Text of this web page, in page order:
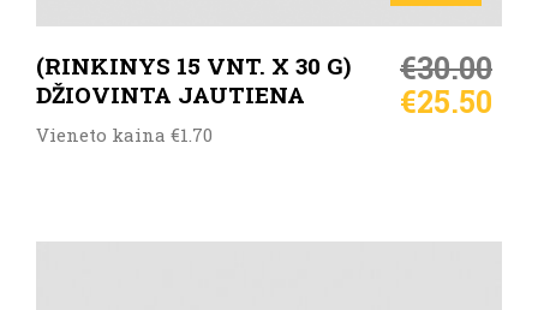
(RINKINYS 15 VNT. X 30 G)
DŽIOVINTA JAUTIENA
€30.00
€25.50
Vieneto kaina €1.70